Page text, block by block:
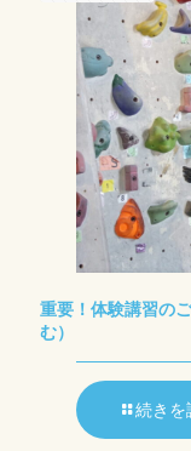
重要！体験講習の
む）
続きを